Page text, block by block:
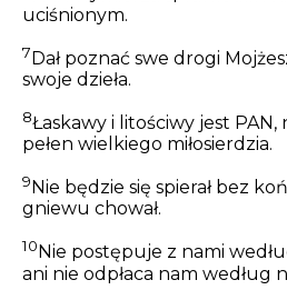
uciśnionym.
7Dał poznać swe drogi
swoje dzieła.
8Łaskawy i litościwy jest
pełen wielkiego miłosierdzia.
9 Nie będzie się spierał bez
gniewu chował.
10Nie postępuje z nami
ani nie odpłaca nam według